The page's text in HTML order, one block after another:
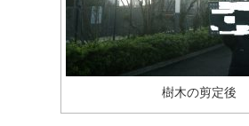
樹木の剪定後